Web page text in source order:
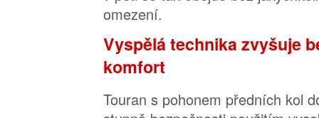
omezení.
Vyspělá technika zvyšuje
komfort
Touran s pohonem předních kol